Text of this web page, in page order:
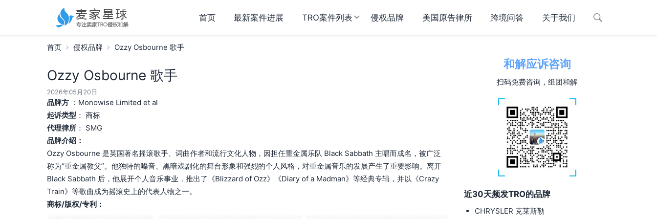
首页 最新案件进展 TRO案件列表 侵权品牌 美国原告律所 跨境问答 关于我们
首页 侵权品牌 Ozzy Osbourne 歌手
和解应诉咨询
扫码免费咨询，组团和解
近30天频发TRO的品牌
CHRYSLER 克莱斯勒
Ozzy Osbourne 歌手
2026年05月20日
品牌方：Monowise Limited et al
起诉类型 ： 商标
代理律所： SMG
品牌介绍：
Ozzy Osbourne 是英国著名摇滚歌手、词曲作者和流行文化人物，因担任重金属乐队 Black Sabbath 主唱而成名，被广泛
称为“重金属教父”。他独特的嗓音、黑暗戏剧化的舞台形象和强烈的个人风格，对重金属音乐的发展产生了重要影响。离开
Black Sabbath 后，他展开个人音乐事业，推出了《Blizzard of Ozz》《Diary of a Madman》等经典专辑，并以《Crazy
Train》等歌曲成为摇滚史上的代表人物之一。
商标/版权/专利：